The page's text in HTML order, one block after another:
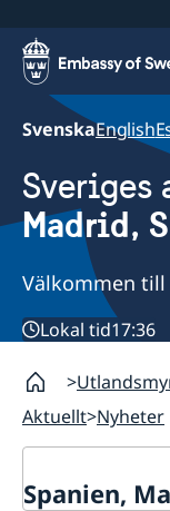
SvenskaEnglish
Sveriges
Madrid,
Välkommen till
Lokal tid17:36
Aktuellt Nyheter
Spanien,